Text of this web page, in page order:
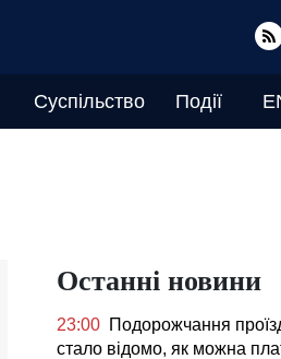
Суспільство Події
Останні новини
23:00 Подорожчання
стало відомо, як можна